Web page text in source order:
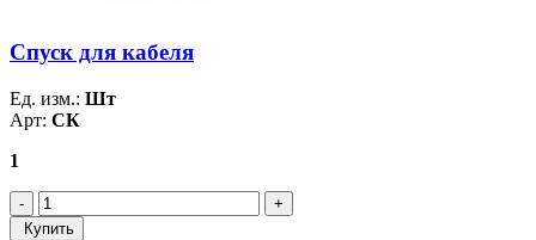
Спуск для кабеля
Ед. изм.: Шт
Арт: СК
1
Купить